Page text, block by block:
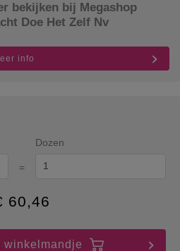
bekijken bij Megashop
Doe Het Zelf Nv
info
=
Dozen
60,46
winkelmandje